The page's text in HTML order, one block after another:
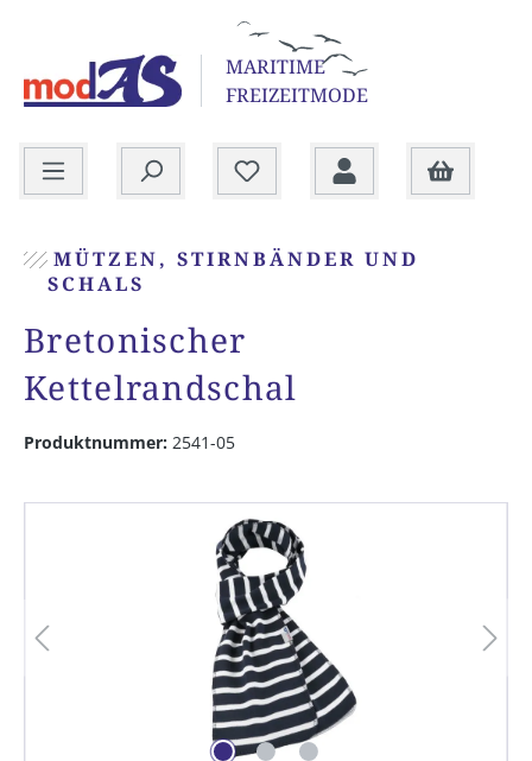
MARITIME
FREIZEITMODE
MÜTZEN, STIRNBÄNDER UND
SCHALS
Bretonischer
Kettelrandschal
Produktnummer: 2541-05